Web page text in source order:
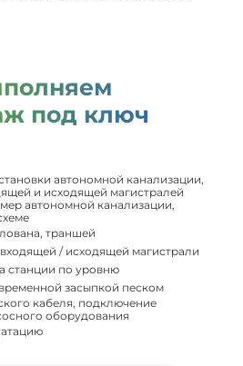
под ключ
автономной канализации,
и исходящей магистралей
автономной канализации,
траншей
/ исходящей магистрали
станции по уровню
засыпкой песком
кабеля, подключение
оборудования